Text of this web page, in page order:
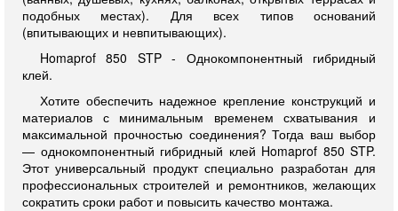
подобных местах). Для всех типов оснований
(впитывающих и невпитывающих).
Homaprof 850 STP - Однокомпонентный гибридный
клей.
Хотите обеспечить надежное крепление конструкций и
материалов с минимальным временем схватывания и
максимальной прочностью соединения? Тогда ваш выбор
— однокомпонентный гибридный клей Homaprof 850 STP.
Этот универсальный продукт специально разработан для
профессиональных строителей и ремонтников, желающих
сократить сроки работ и повысить качество монтажа.